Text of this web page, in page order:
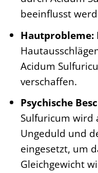
beeinflusst
Hautprobleme:
Acidum
verschaffen.
Psychische
Sulfuricum wird
Ungeduld und
eingesetzt, um
Gleichgewicht